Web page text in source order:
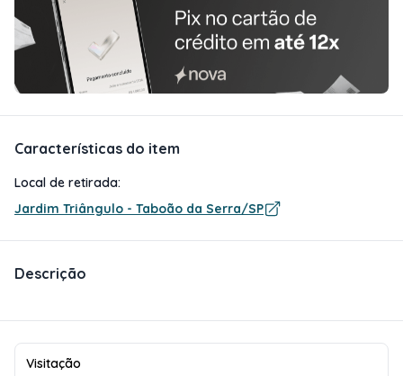
Características do item
Local de retirada:
Jardim Triângulo - Taboão da Serra/SP
Descrição
Visitação